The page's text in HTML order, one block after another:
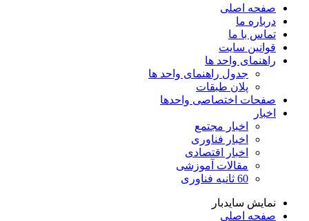
صفحه اصلی
درباره ما
تماس با ما
قوانین سایت
راهنمای واحد ها
جدول راهنمای واحد ها
پلان طبقات
صفحات اختصاصی واحدها
اخبار
اخبار مجتمع
اخبار فناوری
اخبار اقتصادی
مقالات آموزشی
60 ثانیه فناوری
نمایش سایدبار
صفحه اصلی